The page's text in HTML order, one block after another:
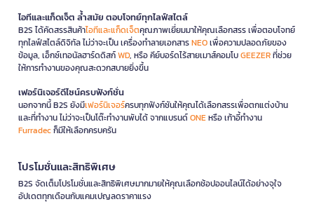
ไอทีและแก็ดเจ็ต ล้ำสมัย ตอบโจทย์ทุกไลฟ์สไตล์
B2S ได้คัดสรรสินค้าไอทีและแก็ดเจ็ตคุณภาพเยี่ยมมาให้คุณเลือกสรร เพื่อตอบโจทย์
ทุกไลฟ์สไตล์ดิจิทัล ไม่ว่าจะเป็น เครื่องทำลายเอกสารNEOเพื่อความปลอดภัยของ
ข้อมูล, เอ็กซ์เทอนัลฮาร์ดดิสก์WD, หรือ คีย์บอร์ดไร้สายเมาส์คอมโบGEEZERที่ช่วย
ให้การทำงานของคุณสะดวกสบายยิ่งขึ้น
เฟอร์นิเจอร์ดีไซน์ครบฟังก์ชั่น
นอกจากนี้ B2S ยังมีเฟอร์นิเจอร์ครบทุกฟังก์ชันให้คุณได้เลือกสรรเพื่อตกแต่งบ้าน
และที่ทำงาน ไม่ว่าจะเป็นโต๊ะทำงานพับได้ จากแบรนด์ONEหรือ เก้าอี้ทำงาน
Furradecก็มีให้เลือกครบครัน
โปรโมชั่นและสิทธิพิเศษ
B2S จัดเต็มโปรโมชั่นและสิทธิพิเศษมากมายให้คุณเลือกช้อปออนไลน์ได้อย่างจุใจ
อัปเดตทุกเดือนกับแคมเปญลดราคาแรง